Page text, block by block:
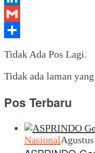
LinkedIn
Gmail
Tidak Ada Pos Lagi.
Tidak ada laman
Pos Terbaru
Nasional